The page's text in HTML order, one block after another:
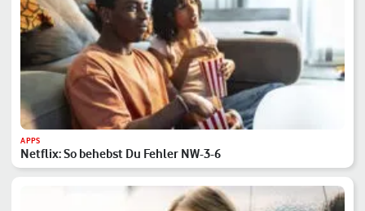
APPS
Netflix: So behebst Du Fehler NW-3-6